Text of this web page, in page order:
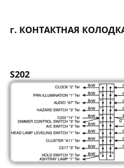
г. КОНТАКТНАЯ
S202